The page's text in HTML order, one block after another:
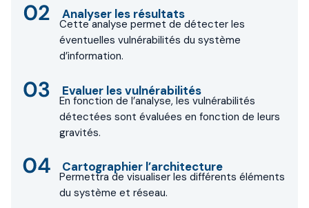
Analyser les résultats
Cette analyse permet de détecter les
éventuelles vulnérabilités du système
d’information.
Evaluer les vulnérabilités
En fonction de l’analyse, les vulnérabilités
détectées sont évaluées en fonction de leurs
gravités.
Cartographier l’architecture
Permettra de visualiser les différents éléments
du système et réseau.